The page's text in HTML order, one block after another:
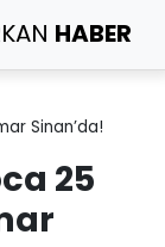
HABER
Sinan’da!
25